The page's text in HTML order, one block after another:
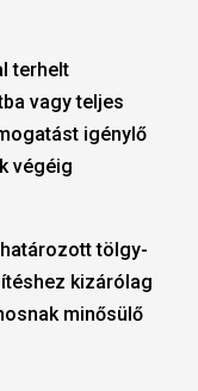
terhelt
vagy teljes
igénylő
végéig
tölgy-
kizárólag
minősülő